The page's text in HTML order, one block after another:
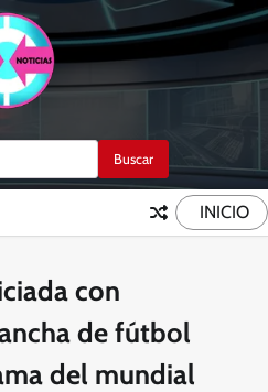
INICIO
con
de fútbol
del mundial